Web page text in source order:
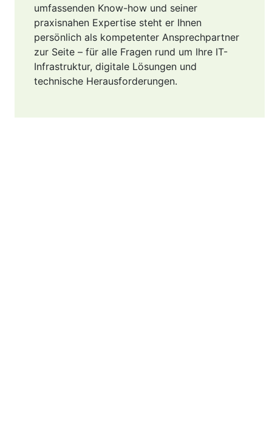
umfassenden Know-how und seiner
praxisnahen Expertise steht er Ihnen
persönlich als kompetenter Ansprechpartner
zur Seite – für alle Fragen rund um Ihre IT-
Infrastruktur, digitale Lösungen und
technische Herausforderungen.